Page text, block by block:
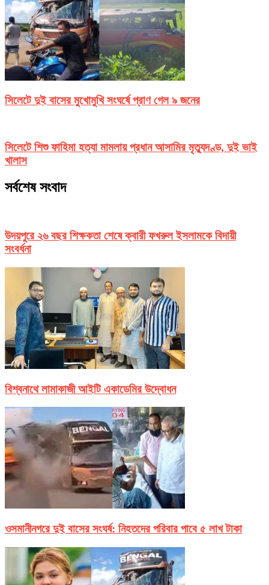
সিলেটে দুই বাসের মুখোমুখি সংঘর্ষে প্রাণ গেল ৯ জনের
সিলেটে শিশু ফাহিমা হত্যা মামলায় প্রধান আসামির মৃত্যুদণ্ড, দুই ভাই
খালাস
সর্বশেষ সংবাদ
উদয়পুরে ২৬ বছর শিক্ষকতা শেষে ক্বারী ফখরুল ইসলামকে বিদায়ী
সংবর্ধনা
বিশ্বনাথে লামাকাজী আইটি একাডেমির উদ্বোধন
ওসমানীনগরে দুই বাসের সংঘর্ষ: নিহতদের পরিবার পাবে ৫ লাখ টাকা